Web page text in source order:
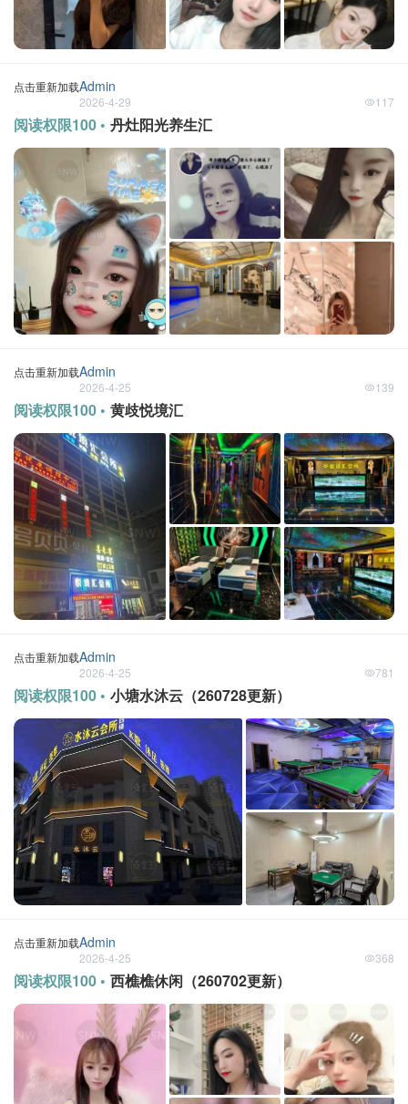
点击重新加载Admin
2026-4-29 117
阅读权限100 • 丹灶阳光养生汇
点击重新加载Admin
2026-4-25 139
阅读权限100 • 黄歧悦境汇
点击重新加载Admin
2026-4-25 781
阅读权限100 • 小塘水沐云（260728更新）
点击重新加载Admin
2026-4-25 368
阅读权限100 • 西樵樵休闲（260702更新）